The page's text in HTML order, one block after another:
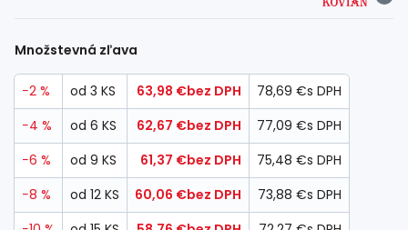
Množstevná zľava
−2 % od 3 KS 63,98 €bez DPH 78,69 €s DPH
−4 %
od 6 KS 62,67 €bez DPH 77,09 €s DPH
−6 %
od 9 KS 61,37 €bez DPH 75,48 €s DPH
−8 %
od 12 KS 60,06 €bez DPH 73,88 €s DPH